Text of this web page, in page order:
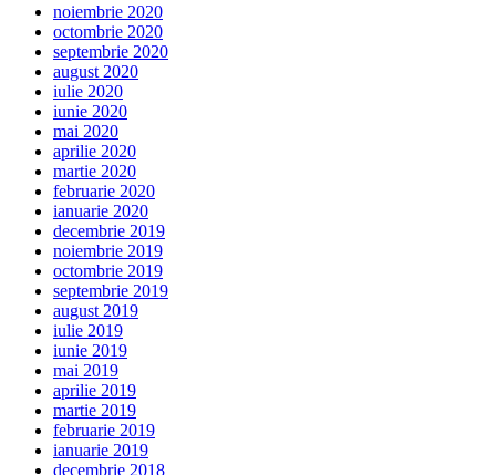
noiembrie 2020
octombrie 2020
septembrie 2020
august 2020
iulie 2020
iunie 2020
mai 2020
aprilie 2020
martie 2020
februarie 2020
ianuarie 2020
decembrie 2019
noiembrie 2019
octombrie 2019
septembrie 2019
august 2019
iulie 2019
iunie 2019
mai 2019
aprilie 2019
martie 2019
februarie 2019
ianuarie 2019
decembrie 2018